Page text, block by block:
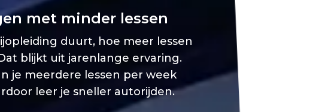
met minder lessen
duurt, hoe meer lessen
blijkt uit jarenlange ervaring.
je meerdere lessen per week
leer je sneller autorijden.